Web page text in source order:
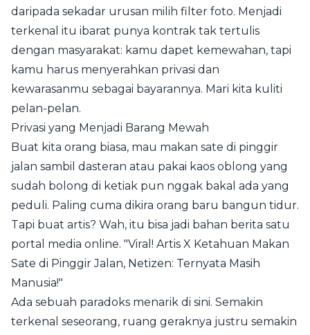
daripada sekadar urusan milih filter foto. Menjadi
terkenal itu ibarat punya kontrak tak tertulis
dengan masyarakat: kamu dapet kemewahan, tapi
kamu harus menyerahkan privasi dan
kewarasanmu sebagai bayarannya. Mari kita kuliti
pelan-pelan.
Privasi yang Menjadi Barang Mewah
Buat kita orang biasa, mau makan sate di pinggir
jalan sambil dasteran atau pakai kaos oblong yang
sudah bolong di ketiak pun nggak bakal ada yang
peduli. Paling cuma dikira orang baru bangun tidur.
Tapi buat artis? Wah, itu bisa jadi bahan berita satu
portal media online. "Viral! Artis X Ketahuan Makan
Sate di Pinggir Jalan, Netizen: Ternyata Masih
Manusia!"
Ada sebuah paradoks menarik di sini. Semakin
terkenal seseorang, ruang geraknya justru semakin